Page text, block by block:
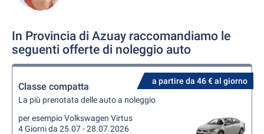
In Provincia di Azuay raccomandiamo le
seguenti offerte di noleggio auto
a partire da 46 € al giorno
Classe compatta
La più prenotata delle auto a noleggio
per esempio Volkswagen Virtus
4 Giorni da 25.07 - 28.07.2026